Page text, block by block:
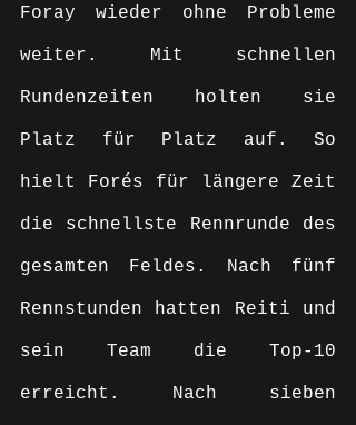
Foray wieder ohne Probleme
weiter. Mit schnellen
Rundenzeiten holten sie
Platz für Platz auf. So
hielt Forés für längere Zeit
die schnellste Rennrunde des
gesamten Feldes. Nach fünf
Rennstunden hatten Reiti und
sein Team die Top-10
erreicht. Nach sieben